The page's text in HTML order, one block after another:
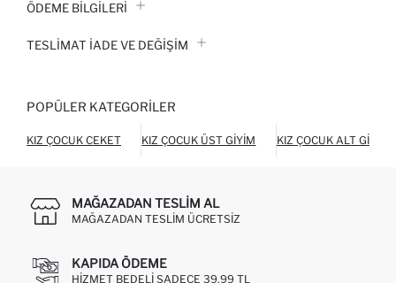
ÖDEME BİLGİLERİ
TESLIMAT İADE VE DEĞIŞIM
POPÜLER KATEGORILER
KIZ ÇOCUK CEKET KIZ ÇOCUK ÜST GIYIM KIZ ÇOCUK ALT GIYIM
MAĞAZADAN TESLIM AL
MAĞAZADAN TESLIM ÜCRETSIZ
KAPIDA ÖDEME
HIZMET BEDELI SADECE 39,99 TL